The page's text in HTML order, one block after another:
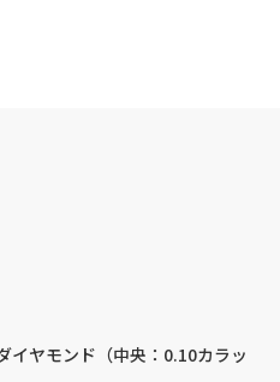
イヤモンド（中央：0.10カラッ